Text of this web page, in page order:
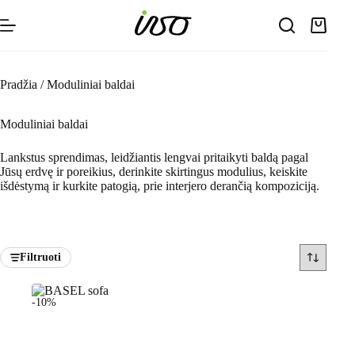
to
content
Pradžia / Moduliniai baldai
Moduliniai baldai
Lankstus sprendimas, leidžiantis lengvai pritaikyti baldą pagal
Jūsų erdvę ir poreikius, derinkite skirtingus modulius, keiskite
išdėstymą ir kurkite patogią, prie interjero derančią kompoziciją.
Filtruoti
-10%